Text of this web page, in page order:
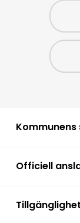
Officiell